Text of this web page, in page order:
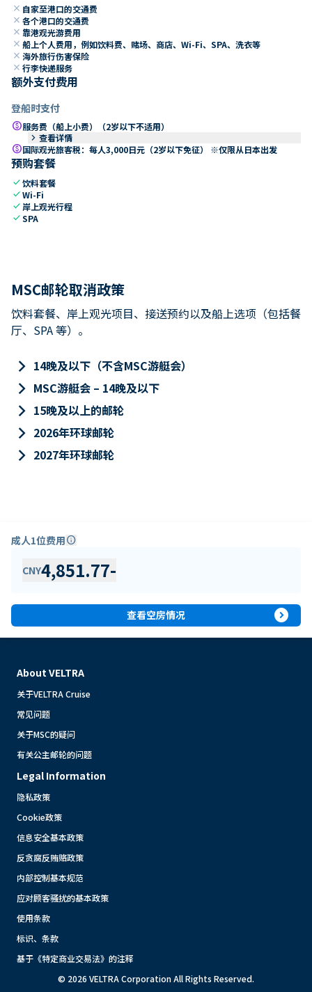
close 自家至港口的交通费
close 各个港口的交通费
close 靠港观光游费用
close 船上个人费用，例如饮料费、赌场、商店、Wi-Fi、SPA、洗衣等
close 海外旅行伤害保险
close 行李快递服务
额外支付费用
登船时支付
paid服务费（船上小费）（2岁以下不适用）
keyboard_arrow_right 查看详情
paid国际观光旅客税：每人3,000日元（2岁以下免征） ※仅限从日本出发
预购套餐
check饮料套餐
checkWi-Fi
check 岸上观光行程
checkSPA
MSC邮轮取消政策
饮料套餐、岸上观光项目、接送预约以及船上选项（包括餐
厅、SPA 等）。
keyboard_arrow_right 14晚及以下（不含MSC游艇会）
keyboard_arrow_right MSC游艇会 – 14晚及以下
keyboard_arrow_right 15晚及以上的邮轮
keyboard_arrow_right 2026年环球邮轮
keyboard_arrow_right 2027年环球邮轮
成人1位费用info
CNY4,851.77-
查看空房情况 expand_circle_right
About VELTRA
关于VELTRA Cruise
常见问题
关于MSC的疑问
有关公主邮轮的问题
Legal Information
隐私政策
Cookie政策
信息安全基本政策
反贪腐反贿赂政策
内部控制基本规范
应对顾客骚扰的基本政策
使用条款
标识、条款
基于《特定商业交易法》的注释
© 2026 VELTRA Corporation All Rights Reserved.